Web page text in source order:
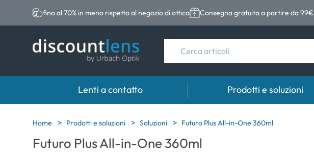
fino al 70% in meno rispetto al negozio di ottica Consegna gratuita a partire da 99€
Lenti a contatto
Marche
Acuvue
Categoria
Lenti sferiche
Prodotti e soluzioni
Marche
Eversee
Home Prodotti e soluzioni Soluzioni Futuro Plus All-in-One 360ml
Futuro Plus All-in-One 360ml